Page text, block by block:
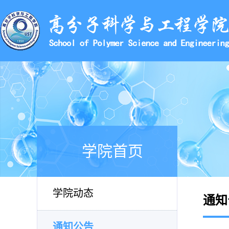
学院首页
学院动态
通